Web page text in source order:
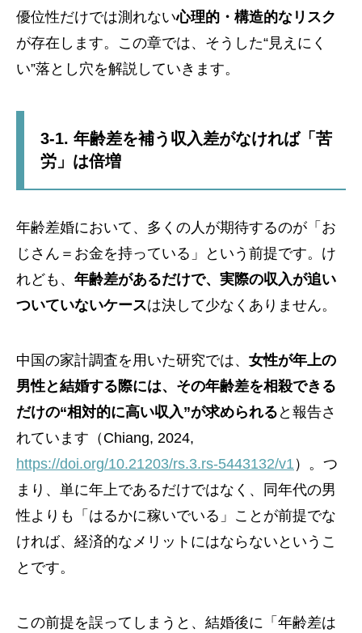
優位性だけでは測れない心理的・構造的なリスク
が存在します。この章では、そうした“見えにく
い”落とし穴を解説していきます。
3-1. 年齢差を補う収入差がなければ「苦
労」は倍増
年齢差婚において、多くの人が期待するのが「お
じさん＝お金を持っている」という前提です。け
れども、 年齢差があるだけで、実際の収入が追い
ついていないケースは決して少なくありません。
中国の家計調査を用いた研究では、 女性が年上の
男性と結婚する際には、その年齢差を相殺できる
だけの“相対的に高い収入”が求められる と報告さ
れています（Chiang, 2024,
https://doi.org/10.21203/rs.3.rs-5443132/v1 ）。つ
まり、単に年上であるだけではなく、同年代の男
性よりも「はるかに稼いでいる」ことが前提でな
ければ、経済的なメリットにはならないというこ
とです。
この前提を誤ってしまうと、結婚後に「年齢差は